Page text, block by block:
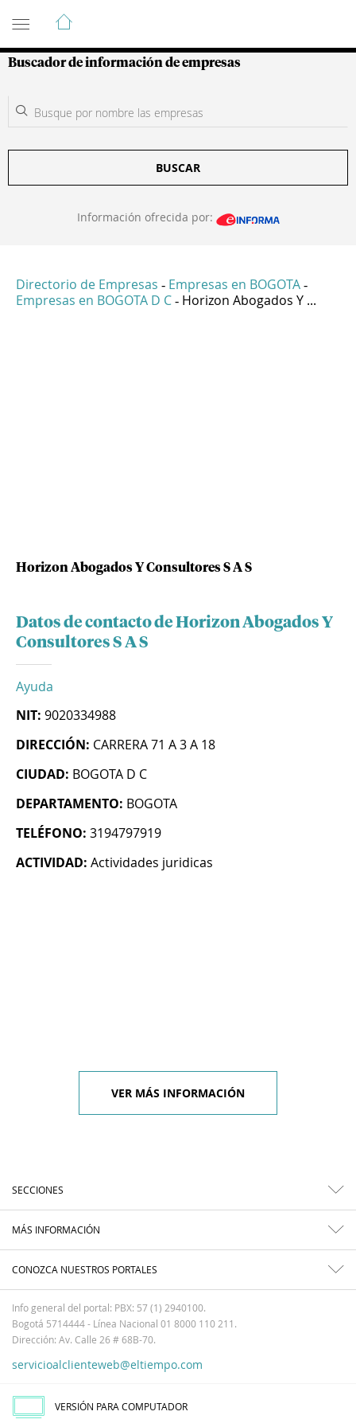
Guía de Empresas Colombianas
Buscador de información de empresas
BUSCAR
Información ofrecida por:
Directorio de Empresas - Empresas en BOGOTA -
Empresas en BOGOTA D C - Horizon Abogados Y ...
Horizon Abogados Y Consultores S A S
Datos de contacto de Horizon Abogados Y
Consultores S A S
Ayuda
NIT: 9020334988
DIRECCIÓN: CARRERA 71 A 3 A 18
CIUDAD: BOGOTA D C
DEPARTAMENTO: BOGOTA
TELÉFONO: 3194797919
ACTIVIDAD: Actividades juridicas
VER MÁS INFORMACIÓN
SECCIONES
MÁS INFORMACIÓN
CONOZCA NUESTROS PORTALES
Info general del portal: PBX: 57 (1) 2940100.
Bogotá 5714444 - Línea Nacional 01 8000 110 211.
Dirección: Av. Calle 26 # 68B-70.
servicioalclienteweb@eltiempo.com
VERSIÓN PARA COMPUTADOR